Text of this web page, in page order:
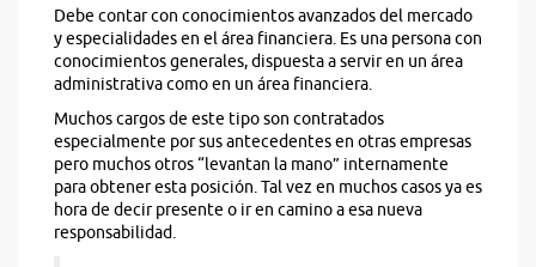
Debe contar con conocimientos avanzados del mercado
y especialidades en el área financiera. Es una persona con
conocimientos generales, dispuesta a servir en un área
administrativa como en un área financiera.
Muchos cargos de este tipo son contratados
especialmente por sus antecedentes en otras empresas
pero muchos otros “levantan la mano” internamente
para obtener esta posición. Tal vez en muchos casos ya es
hora de decir presente o ir en camino a esa nueva
responsabilidad.